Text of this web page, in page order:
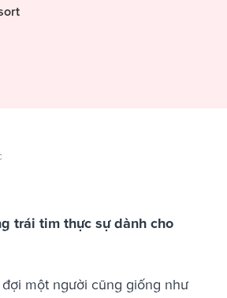
trái tim thực sự dành cho
một người cũng giống như